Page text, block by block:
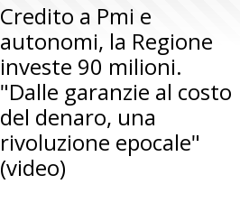
Credito a Pmi e
autonomi, la Regione
investe 90 milioni.
"Dalle garanzie al costo
del denaro, una
rivoluzione epocale"
(video)